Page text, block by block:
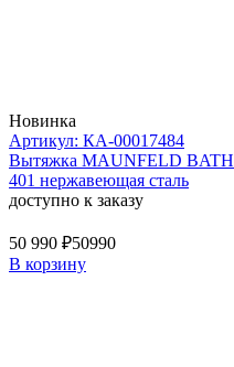
Новинка
Артикул: КА-00017484
Вытяжка MAUNFELD BATH
401 нержавеющая сталь
доступно к заказу
50 990 ₽50990
В корзину